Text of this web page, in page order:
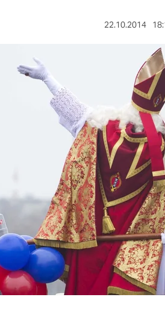
nord
wahrheit
veranstaltungen
shop
fragen & hilfe
unterstützen
abo
genossenschaft
22.10.2014